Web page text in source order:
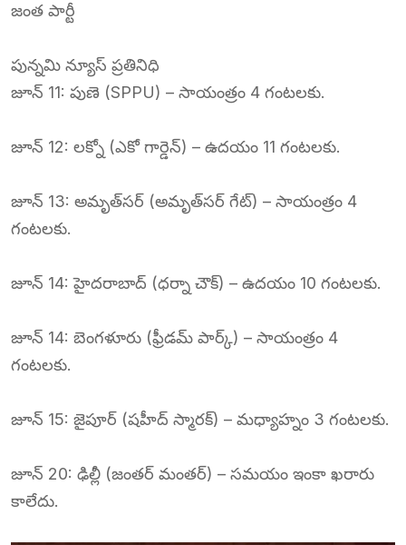
జంత పార్టీ
పున్నమి న్యూస్ ప్రతినిధి
జూన్ 11: పుణె (SPPU) – సాయంత్రం 4 గంటలకు.
జూన్ 12: లక్నో (ఎకో గార్డెన్) – ఉదయం 11 గంటలకు.
జూన్ 13: అమృత్‌సర్ (అమృత్‌సర్ గేట్) – సాయంత్రం 4
గంటలకు.
జూన్ 14: హైదరాబాద్ (ధర్నా చౌక్) – ఉదయం 10 గంటలకు.
జూన్ 14: బెంగళూరు (ఫ్రీడమ్ పార్క్) – సాయంత్రం 4
గంటలకు.
జూన్ 15: జైపూర్ (షహీద్ స్మారక్) – మధ్యాహ్నం 3 గంటలకు.
జూన్ 20: ఢిల్లీ (జంతర్ మంతర్) – సమయం ఇంకా ఖరారు
కాలేదు.